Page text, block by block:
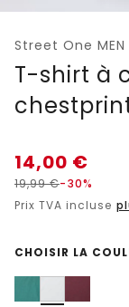
Street One MEN
T-shirt à
14,00 €
19,99€-30%
Prix TVA incluse
CHOISIR LA